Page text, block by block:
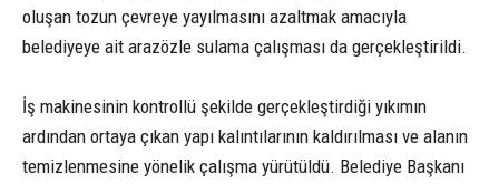
oluşan tozun çevreye yayılmasını azaltmak amacıyla
belediyeye ait arazözle sulama çalışması da gerçekleştirildi.
İş makinesinin kontrollü şekilde gerçekleştirdiği yıkımın
ardından ortaya çıkan yapı kalıntılarının kaldırılması ve alanın
temizlenmesine yönelik çalışma yürütüldü. Belediye Başkanı